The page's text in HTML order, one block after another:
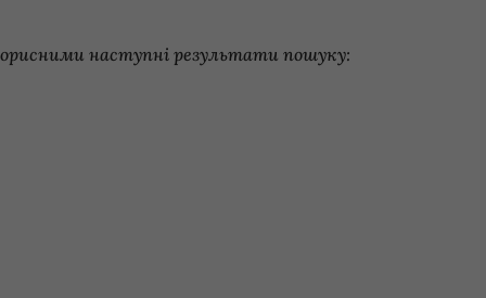
наступні результати пошуку: